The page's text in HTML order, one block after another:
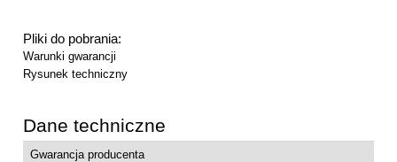
Pliki do pobrania:
Warunki gwarancji
Rysunek techniczny
Dane techniczne
Gwarancja producenta